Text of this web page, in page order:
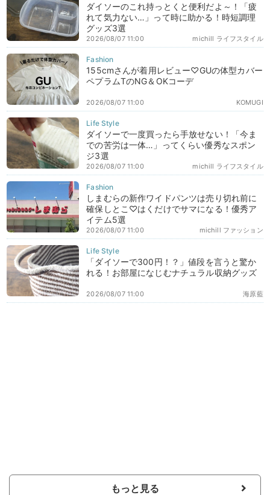
ダイソーのこれ持っとくと便利だよ～！「疲
れて気力ない…」って時に助かる！時短調理
グッズ3選
michill ライフスタイル
2026/08/07 11:00
155cmさんが着用レビュー♡GUの体型カバー
ペプラムTのNG＆OKコーデ
KOMUGI
2026/08/07 11:00
ダイソーで一度買ったら手放せない！「今ま
での苦労は一体…」ってくらい優秀なスポン
ジ3選
michill ライフスタイル
2026/08/07 11:00
しまむらの新作ワイドパンツは売り切れ前に
確保しとこ♡はくだけでサマになる！優秀ア
イテム5選
michill ファッション
2026/08/07 11:00
「ダイソーで300円！？」値段を言うと驚か
れる！お部屋になじむナチュラル収納グッズ
海原藍
2026/08/07 11:00
もっと見る